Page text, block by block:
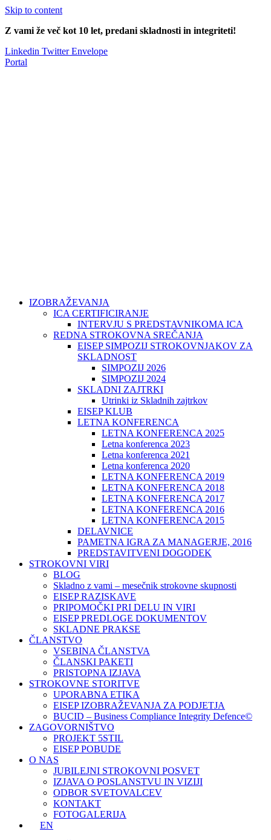
Skip to content
Z vami že več kot 10 let, predani skladnosti in integriteti!
Linkedin Twitter Envelope
Portal
IZOBRAŽEVANJA
ICA CERTIFICIRANJE
INTERVJU S PREDSTAVNIKOMA ICA
REDNA STROKOVNA SREČANJA
EISEP SIMPOZIJ STROKOVNJAKOV ZA
SKLADNOST
SIMPOZIJ 2026
SIMPOZIJ 2024
SKLADNI ZAJTRKI
Utrinki iz Skladnih zajtrkov
EISEP KLUB
LETNA KONFERENCA
LETNA KONFERENCA 2025
Letna konferenca 2023
Letna konferenca 2021
Letna konferenca 2020
LETNA KONFERENCA 2019
LETNA KONFERENCA 2018
LETNA KONFERENCA 2017
LETNA KONFERENCA 2016
LETNA KONFERENCA 2015
DELAVNICE
PAMETNA IGRA ZA MANAGERJE, 2016
PREDSTAVITVENI DOGODEK
STROKOVNI VIRI
BLOG
Skladno z vami – mesečnik strokovne skupnosti
EISEP RAZISKAVE
PRIPOMOČKI PRI DELU IN VIRI
EISEP PREDLOGE DOKUMENTOV
SKLADNE PRAKSE
ČLANSTVO
VSEBINA ČLANSTVA
ČLANSKI PAKETI
PRISTOPNA IZJAVA
STROKOVNE STORITVE
UPORABNA ETIKA
EISEP IZOBRAŽEVANJA ZA PODJETJA
BUCID – Business Compliance Integrity Defence©
ZAGOVORNIŠTVO
PROJEKT 5STIL
EISEP POBUDE
O NAS
JUBILEJNI STROKOVNI POSVET
IZJAVA O POSLANSTVU IN VIZIJI
ODBOR SVETOVALCEV
KONTAKT
FOTOGALERIJA
EN